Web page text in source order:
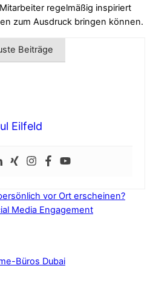
regelmäßig inspiriert
zum Ausdruck bringen können.
Beiträge
Eilfeld
vor Ort erscheinen?
Media Engagement